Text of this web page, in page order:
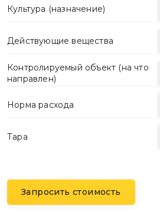
Культура (назначение)
Действующие вещества
Контролируемый объект (на что
направлен)
Норма расхода
Тара
Запросить стоимость